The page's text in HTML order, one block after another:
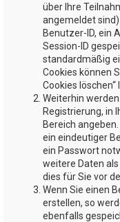
über Ihre
angemeldet
Benutzer-ID, ein
Session-ID
standardmäßig
Cookies können
Cookies löschen“
Weiterhin
Registrierung, in
Bereich
ein eindeutiger
ein Passwort
weitere Daten
dies für Sie vor
Wenn Sie einen
erstellen, so
ebenfalls